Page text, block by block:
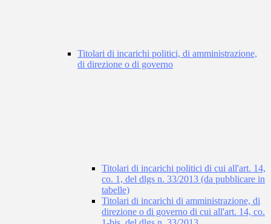
Titolari di incarichi politici, di amministrazione,
di direzione o di governo
Titolari di incarichi politici di cui all'art. 14,
co. 1, del dlgs n. 33/2013 (da pubblicare in
tabelle)
Titolari di incarichi di amministrazione, di
direzione o di governo di cui all'art. 14, co.